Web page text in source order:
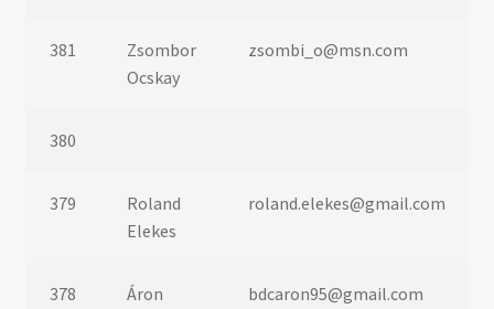
381
Zsombor
Ocskay
zsombi_o@msn.com
380
379
Roland
Elekes
roland.elekes@gmail.com
378
Áron
bdcaron95@gmail.com